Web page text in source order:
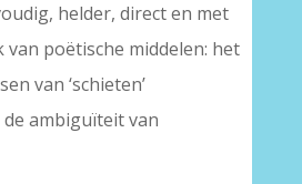
helder, direct en met
poëtische middelen: het
van ‘schieten’
ambiguïteit van